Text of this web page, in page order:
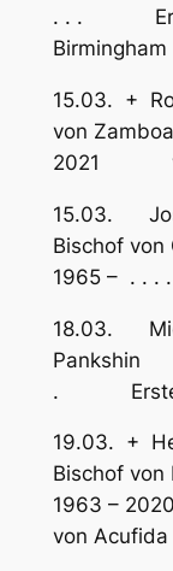
. . .
Birmingham
15.03. +
von
2021
15.03.
Bischof
1965 – .
18.03.
.
19.03. +
1963 –
von Acufida